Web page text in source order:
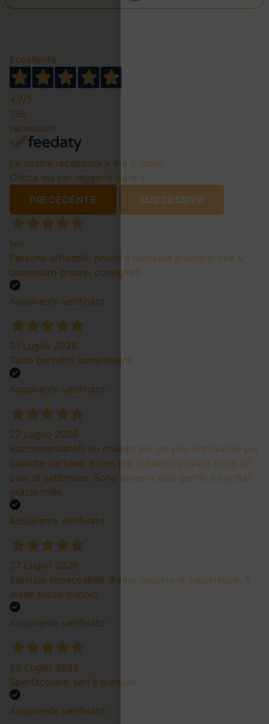
Eccellente
4,7/5
138
recensioni
Le nostre recensioni a 4 e 5 stelle.
Clicca qui per leggerle tutte >
PRECEDENTE
SUCCESSIVO
Ieri
Persone affidabili, pronti a risolvere problemi che si
dovessero creare, consigliati.
Acquirente verificato
31 Luglio 2026
Tutto perfetto complimenti
Acquirente verificato
27 Luglio 2026
Raccomandato!!! ho chiesto per un vino introvabile per
qualche cartone, e loro me lo hanno trovato dopo un
paio di settimane. Sono sempre stati gentili e cordiali
grazie mille.
Acquirente verificato
27 Luglio 2026
Servizio impeccabile. Il vino rispetta le aspettative. 5
stelle senza dubbio
Acquirente verificato
25 Luglio 2026
Spettacolare, seri e puntuali
Acquirente verificato